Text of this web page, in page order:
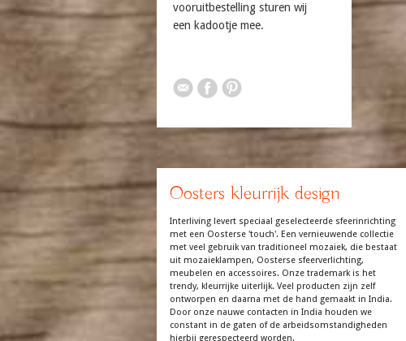
vooruitbestelling sturen wij
een kadootje mee.
Oosters kleurrijk design
Interliving levert speciaal geselecteerde sfeerinrichting
met een Oosterse 'touch'. Een vernieuwende collectie
met veel gebruik van traditioneel mozaiek, die bestaat
uit mozaieklampen, Oosterse sfeerverlichting,
meubelen en accessoires. Onze trademark is het
trendy, kleurrijke uiterlijk. Veel producten zijn zelf
ontworpen en daarna met de hand gemaakt in India.
Door onze nauwe contacten in India houden we
constant in de gaten of de arbeidsomstandigheden
hierbij gerespecteerd worden.